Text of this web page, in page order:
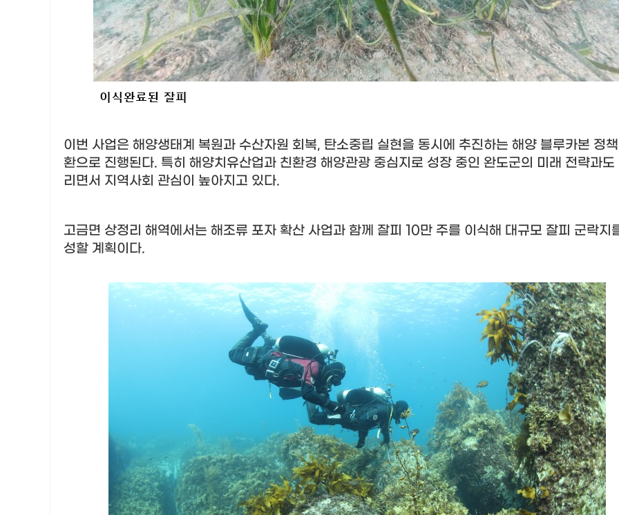
이번 사업은 해양생태계 복원과 수산자원 회복, 탄소중립 실현을 동시에 추진하는 해양 블루카본 정
환으로 진행된다. 특히 해양치유산업과 친환경 해양관광 중심지로 성장 중인 완도군의 미래 전략과도
리면서 지역사회 관심이 높아지고 있다.
고금면 상정리 해역에서는 해조류 포자 확산 사업과 함께 잘피 10만 주를 이식해 대규모 잘피 군락지
성할 계획이다.